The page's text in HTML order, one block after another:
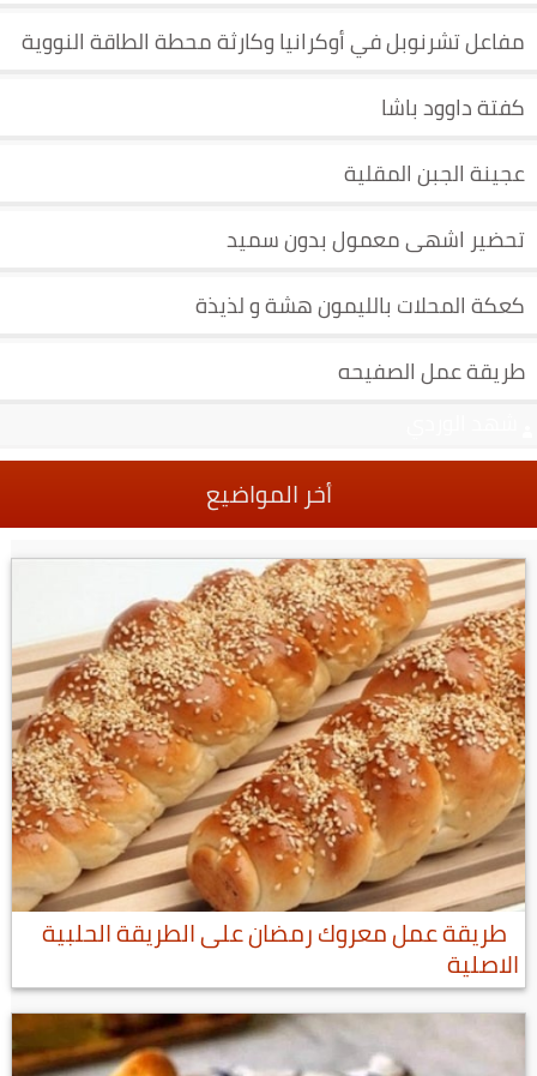
مفاعل تشرنوبل في أوكرانيا وكارثة محطة الطاقة النووية
كفتة داوود باشا
عجينة الجبن المقلية
تحضير اشهى معمول بدون سميد
كعكة المحلات بالليمون هشة و لذيذة
طريقة عمل الصفيحه
أخر المواضيع
طريقة عمل معروك رمضان على الطريقة الحلبية
الاصلية